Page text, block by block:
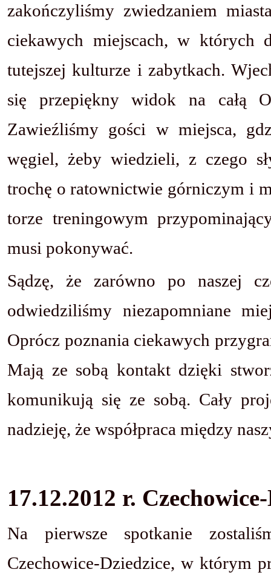
zakończyliśmy zwiedzaniem
ciekawych miejscach, w których
tutejszej kulturze i zabytkach.
się przepiękny widok na całą
Zawieźliśmy gości w miejsca,
węgiel, żeby wiedzieli, z czego
trochę o ratownictwie górniczym i
torze treningowym
musi pokonywać.
Sądzę, że zarówno po naszej
odwiedziliśmy niezapomniane
Oprócz poznania ciekawych
Mają ze sobą kontakt dzięki
komunikują się ze sobą. Cały
nadzieję, że współpraca między
17.12.2012 r.
Na pierwsze spotkanie
Czechowice-Dziedzice, w którym